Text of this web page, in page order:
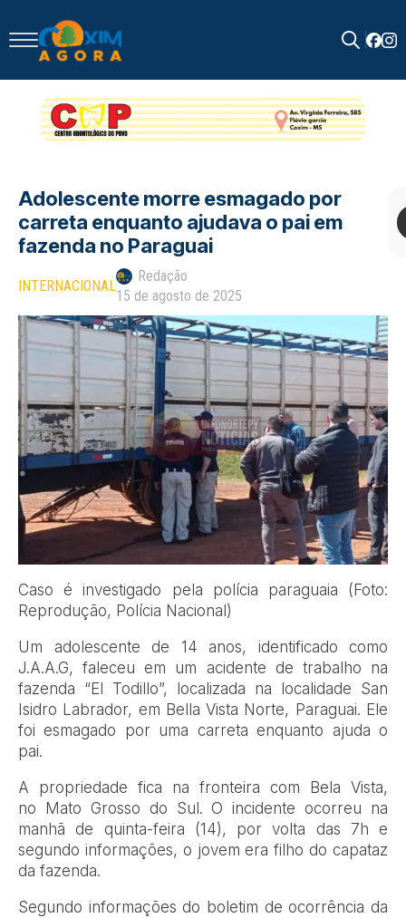
for:
Adolescente morre esmagado por
carreta enquanto ajudava o pai em
fazenda no Paraguai
INTERNACIONAL
Redação
15 de agosto de 2025
Caso é investigado pela polícia paraguaia (Foto:
Reprodução, Polícia Nacional)
Um adolescente de 14 anos, identificado como
J.A.A.G, faleceu em um acidente de trabalho na
fazenda “El Todillo”, localizada na localidade San
Isidro Labrador, em Bella Vista Norte, Paraguai. Ele
foi esmagado por uma carreta enquanto ajuda o
pai.
A propriedade fica na fronteira com Bela Vista,
no Mato Grosso do Sul. O incidente ocorreu na
manhã de quinta-feira (14), por volta das 7h e
segundo informações, o jovem era filho do capataz
da fazenda.
Segundo informações do boletim de ocorrência da